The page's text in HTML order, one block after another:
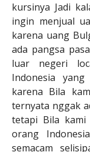
kursinya Jadi
ingin menjual
karena uang
ada pangsa
luar negeri
Indonesia
karena Bila
ternyata nggak
tetapi Bila
orang
semacam